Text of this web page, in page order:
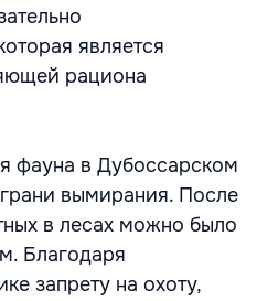
является
рациона
фауна в Дубоссарском
вымирания. После
в лесах можно было
Благодаря
запрету на охоту,